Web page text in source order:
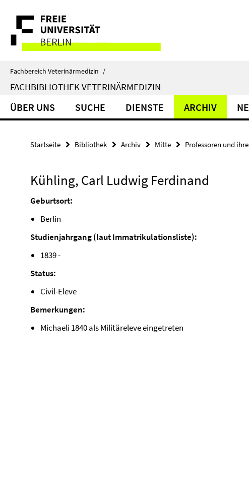
direkt
Inhalt
Service-
Navigation
Fachbereich Veterinärmedizin /
FACHBIBLIOTHEK VETERINÄRMEDIZIN
ÜBER UNS SUCHE DIENSTE ARCHIV
Startseite Bibliothek Archiv Mitte Professoren und
Kühling, Carl Ludwig Ferdinand
Geburtsort:
Berlin
Studienjahrgang (laut Immatrikulationsliste):
1839 -
Status:
Civil-Eleve
Bemerkungen:
Michaeli 1840 als Militäreleve eingetreten